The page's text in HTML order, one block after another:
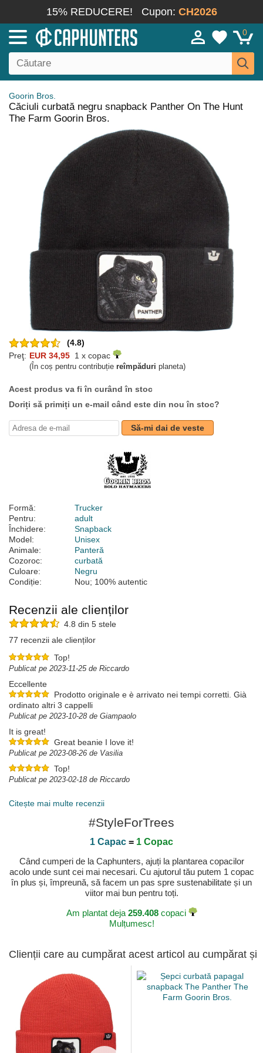
15% REDUCERE! Cupon: CH2026
0
Goorin Bros.
Căciuli curbată negru snapback Panther On The Hunt
The Farm Goorin Bros.
(4.8)
Preţ: EUR 34,95 1 x copac
(În coș pentru contribuție reîmpăduri planeta)
Acest produs va fi în curând în stoc
Doriți să primiți un e-mail când este din nou în stoc?
Să-mi dai de veste
Formă:
Trucker
Pentru:
adult
Închidere:
Snapback
Model:
Unisex
Animale:
Panteră
Cozoroc:
curbată
Culoare:
Negru
Condiție:
Nou; 100% autentic
Recenzii ale clienților
4.8 din 5 stele
77 recenzii ale clienților
Top!
Publicat pe 2023-11-25 de Riccardo
Eccellente
Prodotto originale e è arrivato nei tempi corretti. Già
ordinato altri 3 cappelli
Publicat pe 2023-10-28 de Giampaolo
It is great!
Great beanie I love it!
Publicat pe 2023-08-26 de Vasilia
Top!
Publicat pe 2023-02-18 de Riccardo
Citește mai multe recenzii
#StyleForTrees
1 Capac = 1 Copac
Când cumperi de la Caphunters, ajuți la plantarea copacilor
acolo unde sunt cei mai necesari. Cu ajutorul tău putem 1 copac
în plus și, împreună, să facem un pas spre sustenabilitate și un
viitor mai bun pentru toți.
Am plantat deja 259.408copaci
Mulțumesc!
Clienții care au cumpărat acest articol au cumpărat și